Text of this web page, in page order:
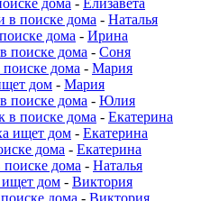
поиске дома - Наталья
дома - Ирина
поиске дома - Соня
дома - Мария
дом - Мария
поиске дома - Юлия
в поиске дома - Екатерина
ищет дом - Екатерина
дома - Екатерина
поиске дома - Наталья
дом - Виктория
дома - Виктория